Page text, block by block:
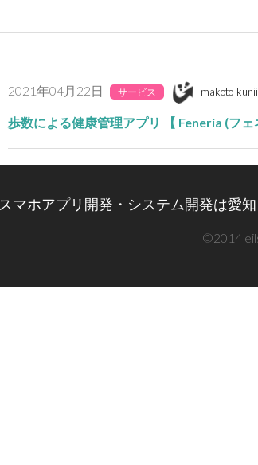
2021年04月22日 サービス makoto-kunii
歩数による健康管理アプリ 【 Feneria (フ
スマホアプリ開発・システム開発は愛
©2014